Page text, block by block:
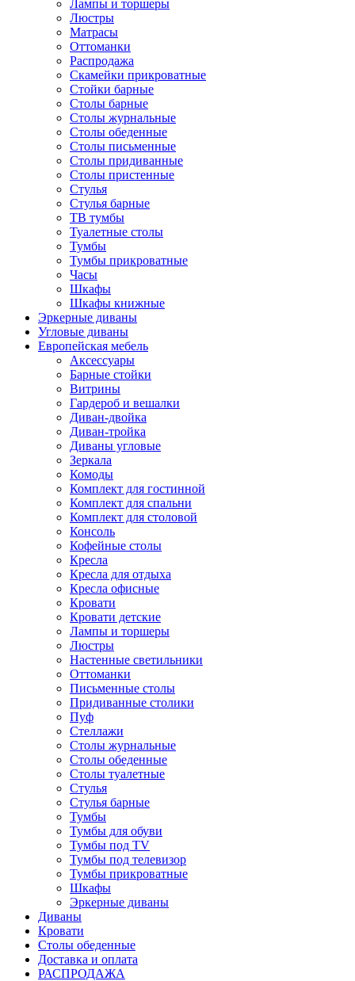
Лампы и торшеры
Люстры
Матрасы
Оттоманки
Распродажа
Скамейки прикроватные
Стойки барные
Столы барные
Столы журнальные
Столы обеденные
Столы письменные
Столы придиванные
Столы пристенные
Стулья
Стулья барные
ТВ тумбы
Туалетные столы
Тумбы
Тумбы прикроватные
Часы
Шкафы
Шкафы книжные
Эркерные диваны
Угловые диваны
Европейская мебель
Аксессуары
Барные стойки
Витрины
Гардероб и вешалки
Диван-двойка
Диван-тройка
Диваны угловые
Зеркала
Комоды
Комплект для гостинной
Комплект для спальни
Комплект для столовой
Консоль
Кофейные столы
Кресла
Кресла для отдыха
Кресла офисные
Кровати
Кровати детские
Лампы и торшеры
Люстры
Настенные светильники
Оттоманки
Письменные столы
Придиванные столики
Пуф
Стеллажи
Столы журнальные
Столы обеденные
Столы туалетные
Стулья
Стулья барные
Тумбы
Тумбы для обуви
Тумбы под TV
Тумбы под телевизор
Тумбы прикроватные
Шкафы
Эркерные диваны
Диваны
Кровати
Столы обеденные
Доставка и оплата
РАСПРОДАЖА